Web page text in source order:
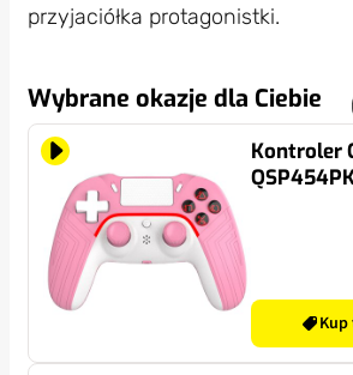
przyjaciółka protagonistki.
Wybrane okazje dla Ciebie
Kontroler
Kup